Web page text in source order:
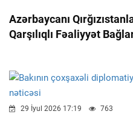
Azərbaycanı
Qarşılıqlı Fəaliyyət
29 İyul 2026 17:19 763